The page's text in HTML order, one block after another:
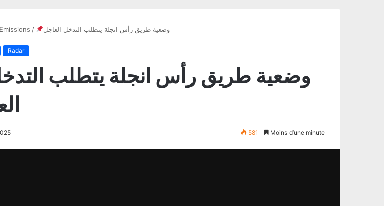
Emissions / وضعية طريق رأس انجلة يتطلب التدخل العاجل
Radar
وضعية طريق رأس انجلة يتطلب
581 Moins d’une minute